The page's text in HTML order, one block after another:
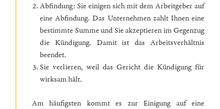
Abfindung: Sie einigen sich mit dem Arbeitgeber auf
eine Abfindung. Das Unternehmen zahlt Ihnen eine
bestimmte Summe und Sie akzeptieren im Gegenzug
die Kündigung. Damit ist das Arbeitsverhältnis
beendet.
Sie verlieren, weil das Gericht die Kündigung für
wirksam hält.
Am häufigsten kommt es zur Einigung auf eine